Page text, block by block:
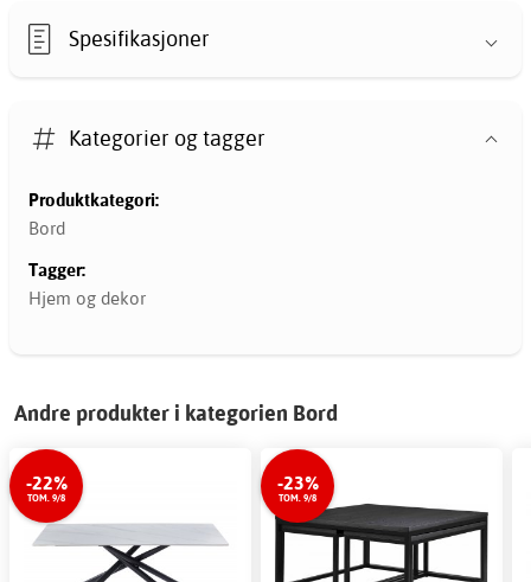
Spesifikasjoner
Kategorier og tagger
Produktkategori:
Bord
Tagger:
Hjem og dekor
Andre produkter i kategorien Bord
-22%
TOM. 9/8
-23%
TOM. 9/8